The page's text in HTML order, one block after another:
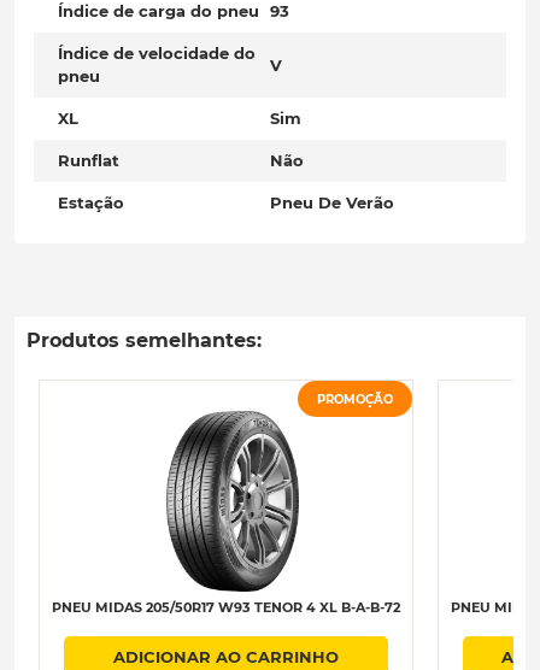
Índice de carga do pneu 93
Índice de velocidade do
pneu
V
XL Sim
Runflat Não
Estação Pneu De Verão
Produtos semelhantes:
PROMOÇÃO
PNEU MIDAS 205/50R17 W93 TENOR 4 XL B-A-B-72
ADICIONAR AO CARRINHO
PNEU